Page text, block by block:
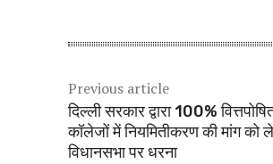
Previous article
दिल्ली सरकार द्वारा 100%
कॉलेजों में नियमितीकरण की मांग को
विधानसभा पर धरना